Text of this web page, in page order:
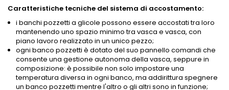
Caratteristiche tecniche del sistema di accostamento:
i banchi pozzetti a glicole possono essere accostati tra loro
mantenendo uno spazio minimo tra vasca e vasca, con
piano lavoro realizzato in un unico pezzo;
ogni banco pozzetti è dotato del suo pannello comandi che
consente una gestione autonoma della vasca, seppure in
composizione: è possibile non solo impostare una
temperatura diversa in ogni banco, ma addirittura spegnere
un banco pozzetti mentre l'altro o gli altri sono in funzione;